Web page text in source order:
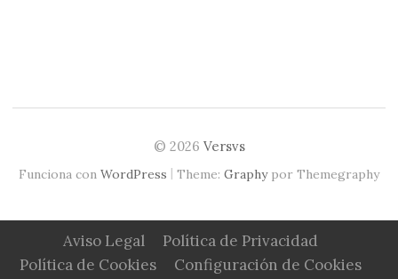
© 2026 Versvs
Funciona con WordPress | Theme: Graphypor Themegraphy
Aviso Legal
Política de Privacidad
Política de Cookies
Configuración de Cookies